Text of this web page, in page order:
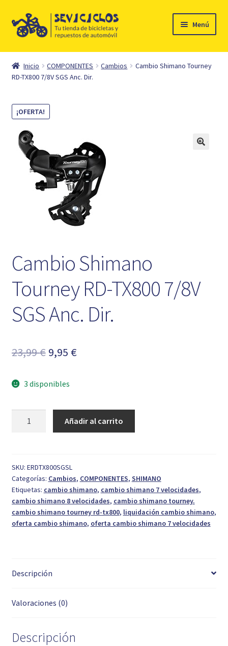
Ir
Ir
al
Menú
Inicio
Ciclismo
Automóvil
Mi cuenta
Contacto
Inicio COMPONENTES Cambios
Cambio Shimano Tourney
RD-TX800 7/8V SGS Anc. Dir.
¡OFERTA!
Cambio Shimano
Tourney RD-TX800 7/8V
SGS Anc. Dir.
23,99€ El
original
era:
23,99 €.
9,95 €El
es:
9,95 €.
3 disponibles
TX800
7/8V
SGS
Anc.
Dir.
cantidad
Añadir al carrito
SKU: ERDTX800SGSL
Categorías: Cambios, COMPONENTES, SHIMANO
Etiquetas: cambio shimano, cambio shimano 7 velocidades,
cambio shimano 8 velocidades, cambio shimano tourney.
cambio shimano tourney rd-tx800, liquidación cambio shimano,
oferta cambio shimano, oferta cambio shimano 7 velocidades
Descripción
Valoraciones (0)
Descripción